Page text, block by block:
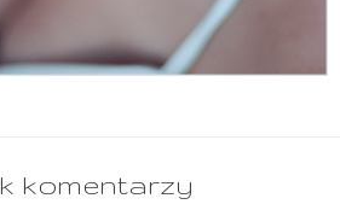
komentarzy